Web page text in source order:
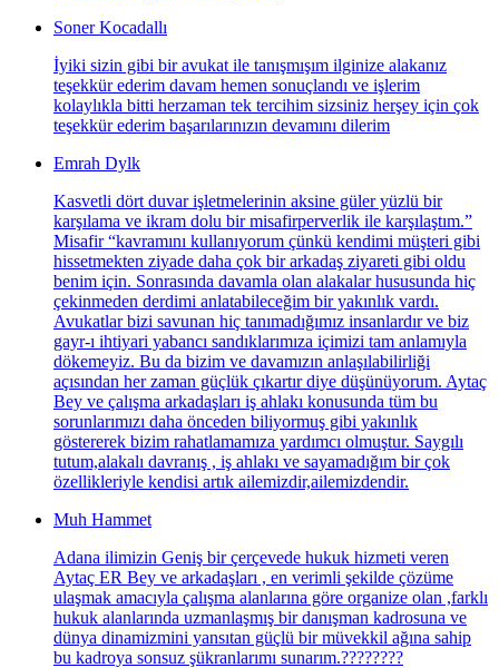
Soner Kocadallı
İyiki sizin gibi bir avukat ile tanışmışım ilginize alakanız
teşekkür ederim davam hemen sonuçlandı ve işlerim
kolaylıkla bitti herzaman tek tercihim sizsiniz herşey için çok
teşekkür ederim başarılarınızın devamını dilerim
Emrah Dylk
Kasvetli dört duvar işletmelerinin aksine güler yüzlü bir
karşılama ve ikram dolu bir misafirperverlik ile karşılaştım.”
Misafir “kavramını kullanıyorum çünkü kendimi müşteri gibi
hissetmekten ziyade daha çok bir arkadaş ziyareti gibi oldu
benim için. Sonrasında davamla olan alakalar hususunda hiç
çekinmeden derdimi anlatabileceğim bir yakınlık vardı.
Avukatlar bizi savunan hiç tanımadığımız insanlardır ve biz
gayr-ı ihtiyari yabancı sandıklarımıza içimizi tam anlamıyla
dökemeyiz. Bu da bizim ve davamızın anlaşılabilirliği
açısından her zaman güçlük çıkartır diye düşünüyorum. Aytaç
Bey ve çalışma arkadaşları iş ahlakı konusunda tüm bu
sorunlarımızı daha önceden biliyormuş gibi yakınlık
göstererek bizim rahatlamamıza yardımcı olmuştur. Saygılı
tutum,alakalı davranış , iş ahlakı ve sayamadığım bir çok
özellikleriyle kendisi artık ailemizdir,ailemizdendir.
Muh Hammet
Adana ilimizin Geniş bir çerçevede hukuk hizmeti veren
Aytaç ER Bey ve arkadaşları , en verimli şekilde çözüme
ulaşmak amacıyla çalışma alanlarına göre organize olan ,farklı
hukuk alanlarında uzmanlaşmış bir danışman kadrosuna ve
dünya dinamizmini yansıtan güçlü bir müvekkil ağına sahip
bu kadroya sonsuz şükranlarımı sunarım.????????